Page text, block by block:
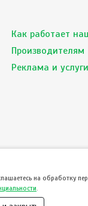
Как работает
Производителям
Реклама и услуги
на обработку